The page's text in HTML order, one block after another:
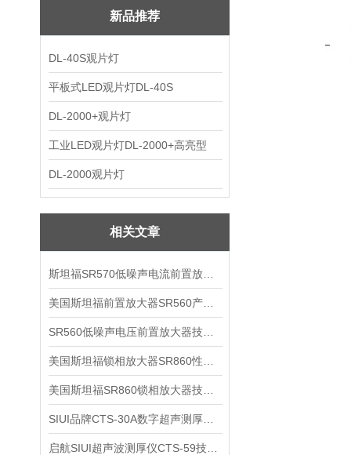
新品推荐
DL-40S观片灯
平板式LED观片灯DL-40S
DL-2000+观片灯
工业LED观片灯DL-2000+高亮型
DL-2000观片灯
相关文章